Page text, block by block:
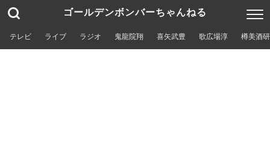
ゴールデンボンバーちゃんねる
テレビ ライブ ラジオ 鬼龍院翔 喜矢武豊 歌広場淳 樽美酒